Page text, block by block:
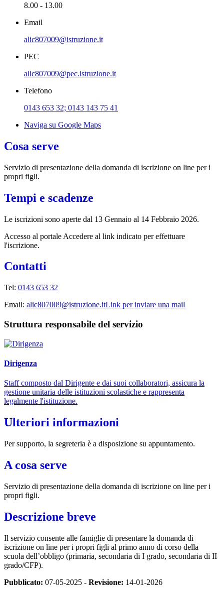
8.00 - 13.00
Email
alic807009@istruzione.it
PEC
alic807009@pec.istruzione.it
Telefono
0143 653 32; 0143 143 75 41
Naviga su Google Maps
Cosa serve
Servizio di presentazione della domanda di iscrizione on line per i
propri figli.
Tempi e scadenze
Le iscrizioni sono aperte dal 13 Gennaio al 14 Febbraio 2026.
Accesso al portale Accedere al link indicato per effettuare
l'iscrizione.
Contatti
Tel: 0143 653 32
Email: alic807009@istruzione.itLink per inviare una mail
Struttura responsabile del servizio
Dirigenza
Staff composto dal Dirigente e dai suoi collaboratori, assicura la
gestione unitaria delle istituzioni scolastiche e rappresenta
legalmente l'istituzione.
Ulteriori informazioni
Per supporto, la segreteria è a disposizione su appuntamento.
A cosa serve
Servizio di presentazione della domanda di iscrizione on line per i
propri figli.
Descrizione breve
Il servizio consente alle famiglie di presentare la domanda di
iscrizione on line per i propri figli al primo anno di corso della
scuola dell’obbligo (primaria, secondaria di I grado, secondaria di II
grado/CFP).
Pubblicato: 07-05-2025 - Revisione: 14-01-2026